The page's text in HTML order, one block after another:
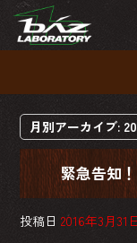
月別アーカイブ:
緊急告知
投稿日 2016年3月31日